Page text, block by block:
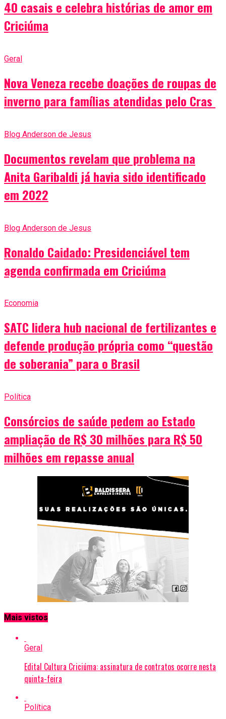
40 casais e celebra histórias de amor em
Criciúma
Geral
Nova Veneza recebe doações de roupas de
inverno para famílias atendidas pelo Cras
Blog Anderson de Jesus
Documentos revelam que problema na
Anita Garibaldi já havia sido identificado
em 2022
Blog Anderson de Jesus
Ronaldo Caidado: Presidenciável tem
agenda confirmada em Criciúma
Economia
SATC lidera hub nacional de fertilizantes e
defende produção própria como “questão
de soberania” para o Brasil
Política
Consórcios de saúde pedem ao Estado
ampliação de R$ 30 milhões para R$ 50
milhões em repasse anual
Mais vistos
Geral
Edital Cultura Criciúma: assinatura de contratos ocorre nesta
quinta-feira
Política